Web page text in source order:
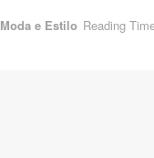
Moda e Estilo Reading